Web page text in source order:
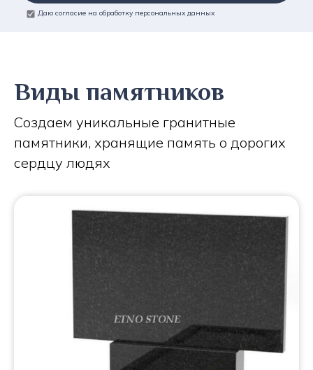
Даю согласие на обработку персональных данных
Виды памятников
Создаем уникальные гранитные
памятники, хранящие память о дорогих
сердцу людях